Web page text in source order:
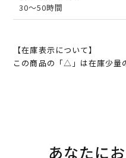
30～50時間
【在庫表示について】
この商品の「△」は在庫少量
あなたに